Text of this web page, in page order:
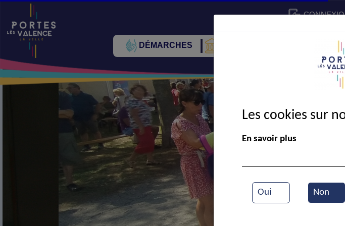
DÉMARCHES CADRE
Forum des
Les cookies sur
En savoir plus
Oui Non